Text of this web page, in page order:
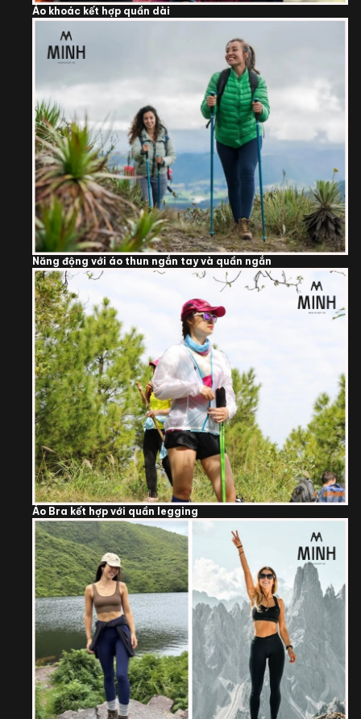
Áo khoác kết hợp quần dài
Năng động với áo thun ngắn tay và quần ngắn
Áo Bra kết hợp với quần legging